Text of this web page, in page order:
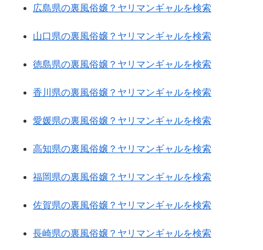
広島県の裏風俗嬢？ヤリマンギャルを検索
山口県の裏風俗嬢？ヤリマンギャルを検索
徳島県の裏風俗嬢？ヤリマンギャルを検索
香川県の裏風俗嬢？ヤリマンギャルを検索
愛媛県の裏風俗嬢？ヤリマンギャルを検索
高知県の裏風俗嬢？ヤリマンギャルを検索
福岡県の裏風俗嬢？ヤリマンギャルを検索
佐賀県の裏風俗嬢？ヤリマンギャルを検索
長崎県の裏風俗嬢？ヤリマンギャルを検索